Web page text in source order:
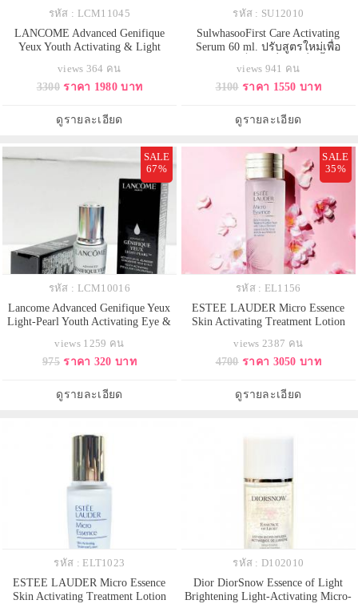
รหัส : LCM11045
LANCOME Advanced Genifique
Yeux Youth Activating & Light
สูตรปรับปรุงใหม่ เข้มข้นขึ้น เพิ่ม
ความชุ่มชื้นยาวนานถึง 24ชั่วโมง
สดใส ให้อิ่มเอิบราวกับได้นอนหลับ
พักผ่อนเต็มอิ่ม 8 ชม.! เลย
views 364 คน
3300 ราคา 1980 บาท
ดูรายละเอียด
รหัส : SU12010
SulwhasooFirst Care Activating
Serum 60 ml. ปรับสูตรใหม่เพื่อ
แรกในการปรนนิบัติผิวฟื้นบำรุงและ
ลดเลือนริ้วรอย ผสานสารสกัดจาก
เซลล์ผิวใหม่เสริมเกราะป้องกันผิวให้
ดีขึ้นกว่าสูตรเด
views 941 คน
3100 ราคา 1550 บาท
ดูรายละเอียด
SALE
67%
รหัส : LCM10016
Lancome Advanced Genifique Yeux
Light-Pearl Youth Activating Eye &
เซรั่มฟื้นบำรุงรอบดวงตา ลดถุงใต้
ตา และรอยคล้ำ พร้อมเสริมความ
งามหนาขึ้น ลดการขาดหลุดร่วง
เพิ่มความชุ่มชื่นให้ขนตา
views 1259 คน
975 ราคา 320 บาท
ดูรายละเอียด
SALE
35%
รหัส : EL1156
ESTEE LAUDER Micro Essence
Skin Activating Treatment Lotion
เซนส์-อิน-โลชั่น สูตรบางเบาสดชื่น
ที่ตรงเข้าปรนนิบัติผิวอย่างล้ำลึก
ดีขึ้น และเผยผิวที่ดูเปล่งประกาย นุ่ม
นวลและเปล่งปล
views 2387 คน
4700 ราคา 3050 บาท
ดูรายละเอียด
รหัส : ELT1023
ESTEE LAUDER Micro Essence
Skin Activating Treatment Lotion
รหัส : D102010
Dior DiorSnow Essence of Light
Brightening Light-Activating Micro-